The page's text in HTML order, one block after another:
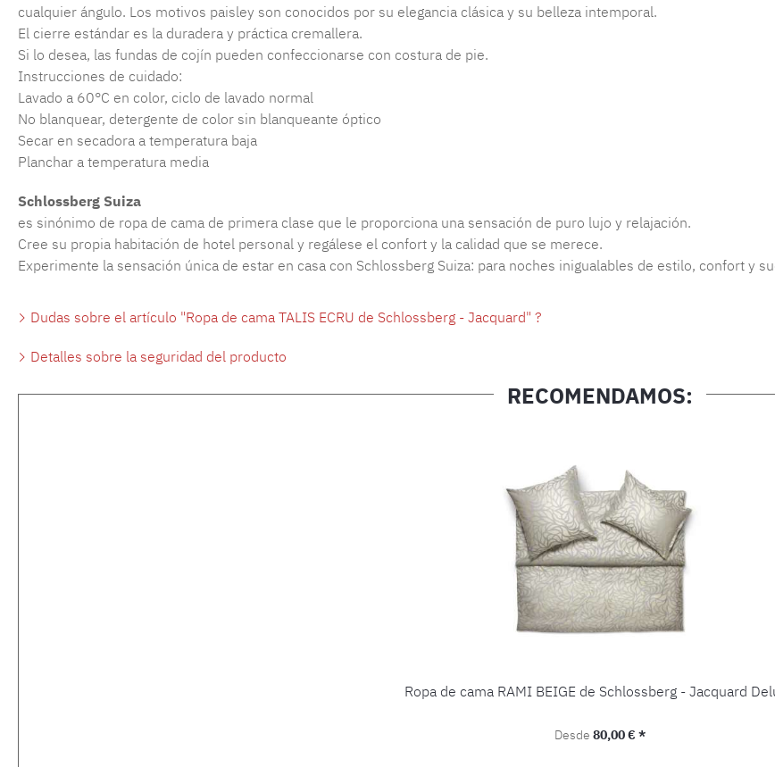
cualquier ángulo. Los motivos paisley son conocidos por su elegancia clásica y su belleza intemporal.
El cierre estándar es la duradera y práctica cremallera.
Si lo desea, las fundas de cojín pueden confeccionarse con costura de pie.
Instrucciones de cuidado:
Lavado a 60°C en color, ciclo de lavado normal
No blanquear, detergente de color sin blanqueante óptico
Secar en secadora a temperatura baja
Planchar a temperatura media
Schlossberg Suiza
es sinónimo de ropa de cama de primera clase que le proporciona una sensación de puro lujo y relajación.
Cree su propia habitación de hotel personal y regálese el confort y la calidad que se merece.
Experimente la sensación única de estar en casa con Schlossberg Suiza: para noches inigualables de estilo, confort y
Dudas sobre el artículo "Ropa de cama TALIS ECRU de Schlossberg - Jacquard" ?
Detalles sobre la seguridad del producto
RECOMENDAMOS:
Ropa de cama RAMI BEIGE de Schlossberg - Jacquard
Precio normal:
Desde 80,00 € *